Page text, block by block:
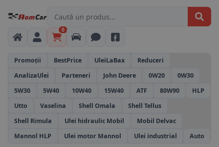
0
Promoții BestPrice UleiLaBax
Reduceri
AnalizaUlei
Parteneri John Deere 0W20
0W30
5W30
5W40 10W40 15W40 ATF 80W90
HLP
Utto
Vaselina Shell Omala
Shell Tellus
Shell Rimula
Ulei hidraulic Mobil
Mobil Delvac
Mannol HLP
Ulei motor Mannol Ulei industrial Auto